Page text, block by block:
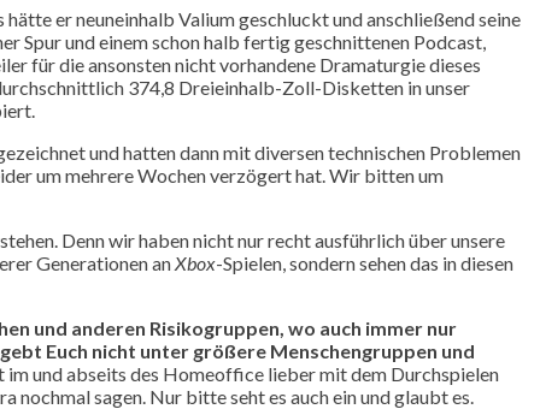
er neuneinhalb Valium geschluckt und anschließend seine
Spur und einem schon halb fertig geschnittenen Podcast,
für die ansonsten nicht vorhandene Dramaturgie dieses
374,8 Dreieinhalb-Zoll-Disketten in unser
und hatten dann mit diversen technischen Problemen
um mehrere Wochen verzögert hat. Wir bitten um
Denn wir haben nicht nur recht ausführlich über unsere
Generationen an Xbox-Spielen, sondern sehen das in diesen
und anderen Risikogruppen, wo auch immer nur
Euch nicht unter größere Menschengruppen und
im und abseits des Homeoffice lieber mit dem Durchspielen
sagen. Nur bitte seht es auch ein und glaubt es.